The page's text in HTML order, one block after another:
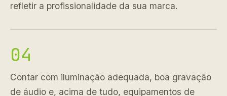
refletir a profissionalidade da sua marca.
04
Contar com iluminação adequada, boa gravação
de áudio e, acima de tudo, equipamentos de